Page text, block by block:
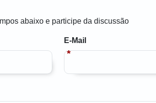
abaixo e participe da discussão
E-Mail